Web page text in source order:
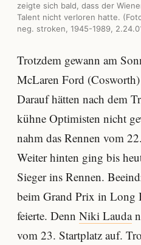
zeigte sich bald, dass der
Talent nicht verloren hatte.
neg. stroken, 1945-1989,
Trotzdem gewann am
McLaren Ford
Darauf hätten nach dem
kühne Optimisten nicht
nahm das Rennen vom
Weiter hinten ging bis
Sieger ins Rennen.
beim Grand Prix in Long
feierte. Denn Niki Lauda
vom 23. Startplatz auf.